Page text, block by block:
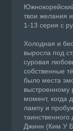
твои желания
1-13 серия с
Холодная и
выросла под
суровая
собственные
было места
выстроенному
момент, когда
лампу и
таинственного
Джинн (Ким У